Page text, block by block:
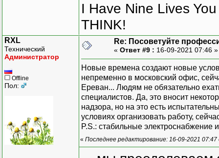
I Have Nine Lives
THINK!
RXL
Технический
Администратор
Offline
Пол:
Re: Посоветуйте
« Ответ #9 : 16-09-2021 07:46
Новые времена создают новые
непременно в московский офис,
Ереван... Людям не обязательно
специалистов. Да, это вносит
надзора, но на это есть
условиях организовать работу,
P.S.: стабильные электроснабжение
« Последнее редактирование: 16-09-2021